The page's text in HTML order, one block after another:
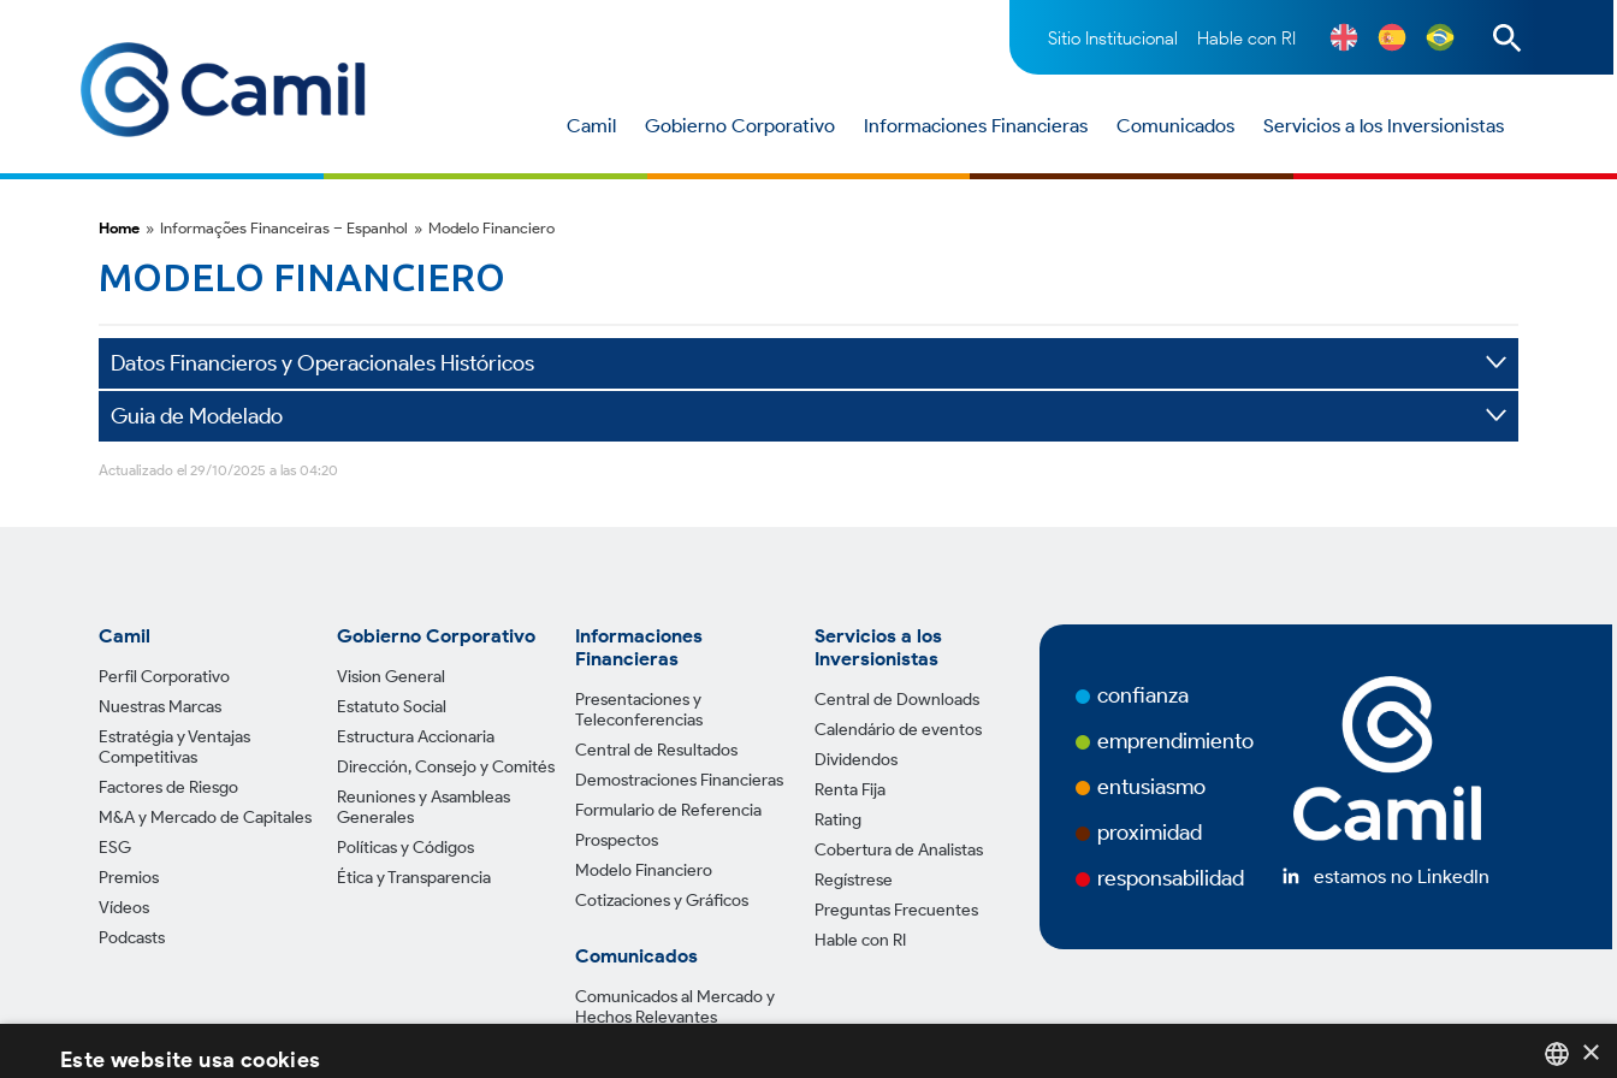
Sitio Institucional Hable con RI
Camil Gobierno Corporativo Informaciones Financieras Comunicados Servicios a los Inversionistas
Home » Informações Financeiras – Espanhol » Modelo Financiero
MODELO FINANCIERO
Datos Financieros y Operacionales Históricos
Guia de Modelado
Actualizado el 29/10/2025 a las 04:20
Camil
Perfil Corporativo
Nuestras Marcas
Estratégia y Ventajas
Competitivas
Factores de Riesgo
M&A y Mercado de Capitales
ESG
Premios
Vídeos
Podcasts
Gobierno Corporativo
Vision General
Estatuto Social
Estructura Accionaria
Dirección, Consejo y Comités
Reuniones y Asambleas
Generales
Políticas y Códigos
Ética y Transparencia
Informaciones
Financieras
Presentaciones y
Teleconferencias
Central de Resultados
Demostraciones Financieras
Formulario de Referencia
Prospectos
Modelo Financiero
Cotizaciones y Gráficos
Comunicados
Comunicados al Mercado y
Hechos Relevantes
Servicios a los
Inversionistas
Central de Downloads
Calendário de eventos
Dividendos
Renta Fija
Rating
Cobertura de Analistas
Regístrese
Preguntas Frecuentes
Hable con RI
confianza
emprendimiento
entusiasmo
proximidad
responsabilidad
estamos no LinkedIn
×
Este website usa cookies